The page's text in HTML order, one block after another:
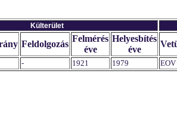
Külterület
Feldolgozás
Felmérés
éve
Helyesbítés
éve
- 1921 1979 EOV